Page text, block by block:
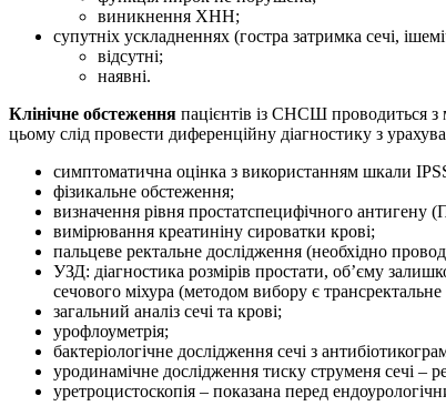
виникнення ХНН;
супутніх ускладненнях (гостра затримка сечі,
відсутні;
наявні.
Клінічне обстеження пацієнтів із СНСШ проводиться з
цьому слід провести диференційну діагностику з
симптоматична оцінка з використанням шкали
фізикальне обстеження;
визначення рівня простатспецифічного антигену
вимірювання креатиніну сироватки крові;
пальцеве ректальне дослідження (необхідно
УЗД: діагностика розмірів простати, об’єму
сечового міхура (методом вибору є
загальний аналіз сечі та крові;
урофлоуметрія;
бактеріологічне дослідження сечі з
уродинамічне дослідження тиску струменя сечі –
уретроцистоскопія – показана перед